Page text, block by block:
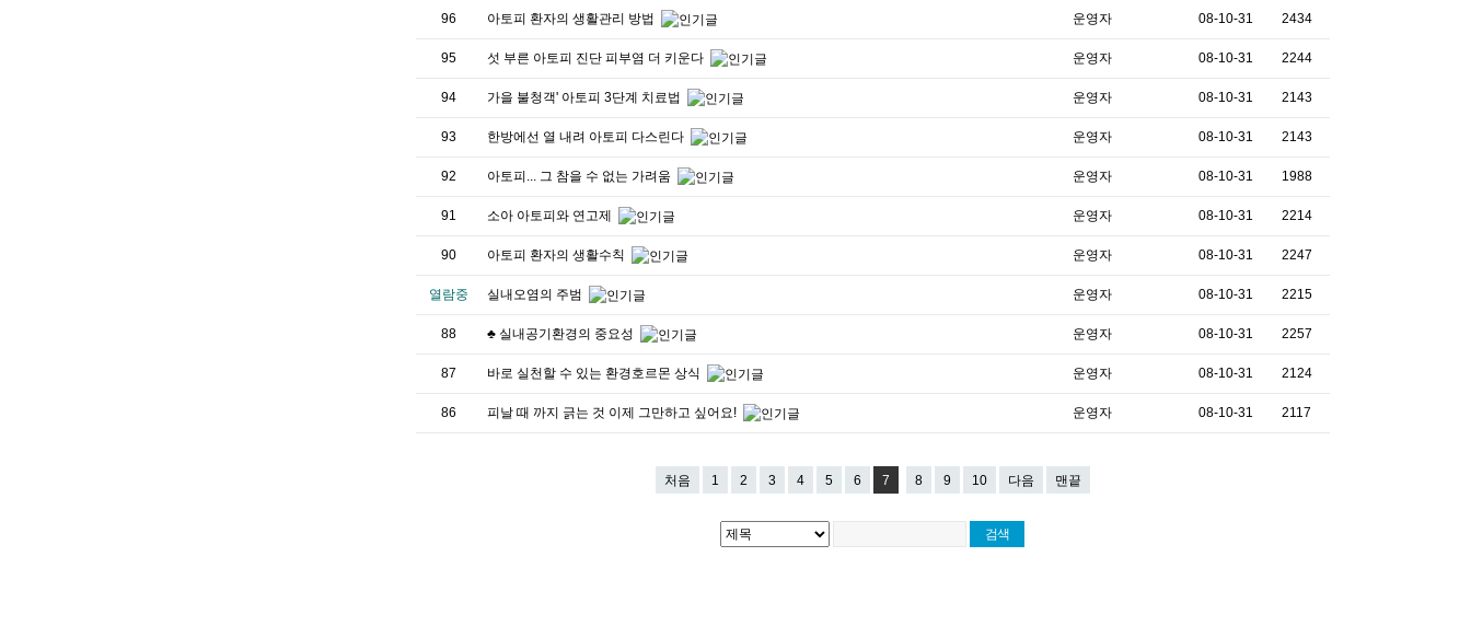
96 아토피 환자의 생활관리 방법 운영자 08-10-31 2434
95 섯 부른 아토피 진단 피부염 더 키운다 운영자 08-10-31 2244
94 가을 불청객' 아토피 3단계 치료법 운영자 08-10-31 2143
93 한방에선 열 내려 아토피 다스린다 운영자 08-10-31 2143
92 아토피... 그 참을 수 없는 가려움 운영자 08-10-31 1988
91 소아 아토피와 연고제 운영자 08-10-31 2214
90 아토피 환자의 생활수칙 운영자 08-10-31 2247
열람중 실내오염의 주범 운영자 08-10-31 2215
88 ♣ 실내공기환경의 중요성 운영자 08-10-31 2257
87 바로 실천할 수 있는 환경호르몬 상식 운영자 08-10-31 2124
86 피날 때 까지 긁는 것 이제 그만하고 싶어요! 운영자 08-10-31 2117
처음 1 2 3 4 5 6 7 8 9 10 다음 맨끝